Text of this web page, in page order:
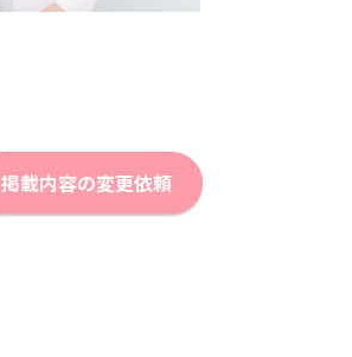
掲載内容の変更依頼